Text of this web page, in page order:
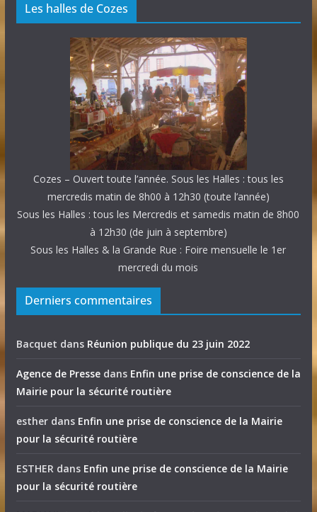
Les halles de Cozes
Cozes – Ouvert toute l’année. Sous les Halles : tous les
mercredis matin de 8h00 à 12h30 (toute l’année)
Sous les Halles : tous les Mercredis et samedis matin de 8h00
à 12h30 (de juin à septembre)
Sous les Halles & la Grande Rue : Foire mensuelle le 1er
mercredi du mois
Derniers commentaires
Bacquet dans Réunion publique du 23 juin 2022
Agence de Pressedans Enfin une prise de conscience de la
Mairie pour la sécurité routière
estherdans Enfin une prise de conscience de la Mairie
pour la sécurité routière
ESTHERdans Enfin une prise de conscience de la Mairie
pour la sécurité routière